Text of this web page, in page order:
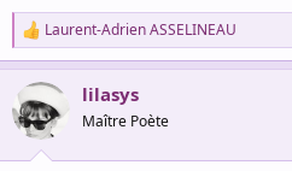
R
e
a
c
t
i
Laurent-Adrien ASSELINEAU
lilasys
Maître Poète